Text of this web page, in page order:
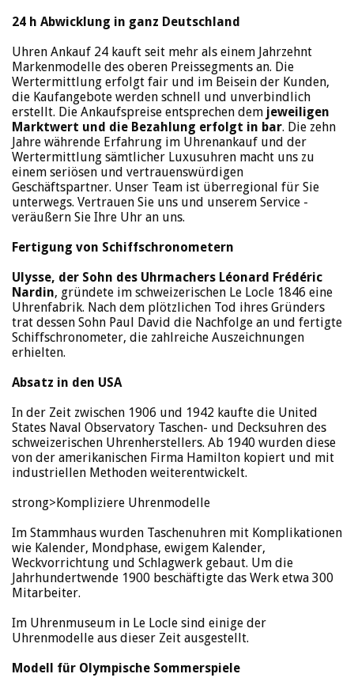
24 h Abwicklung in ganz Deutschland
Uhren Ankauf 24 kauft seit mehr als einem Jahrzehnt
Markenmodelle des oberen Preissegments an. Die
Wertermittlung erfolgt fair und im Beisein der Kunden,
die Kaufangebote werden schnell und unverbindlich
erstellt. Die Ankaufspreise entsprechen dem jeweiligen
Marktwert und die Bezahlung erfolgt in bar. Die zehn
Jahre währende Erfahrung im Uhrenankauf und der
Wertermittlung sämtlicher Luxusuhren macht uns zu
einem seriösen und vertrauenswürdigen
Geschäftspartner. Unser Team ist überregional für Sie
unterwegs. Vertrauen Sie uns und unserem Service -
veräußern Sie Ihre Uhr an uns.
Fertigung von Schiffschronometern
Ulysse, der Sohn des Uhrmachers Léonard Frédéric
Nardin, gründete im schweizerischen Le Locle 1846 eine
Uhrenfabrik. Nach dem plötzlichen Tod ihres Gründers
trat dessen Sohn Paul David die Nachfolge an und fertigte
Schiffschronometer, die zahlreiche Auszeichnungen
erhielten.
Absatz in den USA
In der Zeit zwischen 1906 und 1942 kaufte die United
States Naval Observatory Taschen- und Decksuhren des
schweizerischen Uhrenherstellers. Ab 1940 wurden diese
von der amerikanischen Firma Hamilton kopiert und mit
industriellen Methoden weiterentwickelt.
strong>Kompliziere Uhrenmodelle
Im Stammhaus wurden Taschenuhren mit Komplikationen
wie Kalender, Mondphase, ewigem Kalender,
Weckvorrichtung und Schlagwerk gebaut. Um die
Jahrhundertwende 1900 beschäftigte das Werk etwa 300
Mitarbeiter.
Im Uhrenmuseum in Le Locle sind einige der
Uhrenmodelle aus dieser Zeit ausgestellt.
Modell für Olympische Sommerspiele